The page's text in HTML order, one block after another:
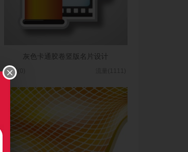
灰色卡通胶卷竖版名片设计
图币(0)